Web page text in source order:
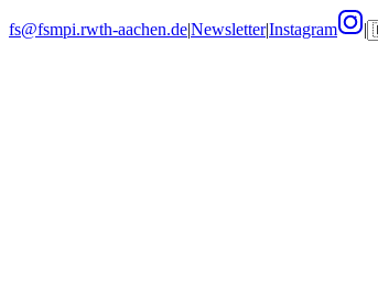
fs@fsmpi.rwth-aachen.de|Newsletter|Instagram |